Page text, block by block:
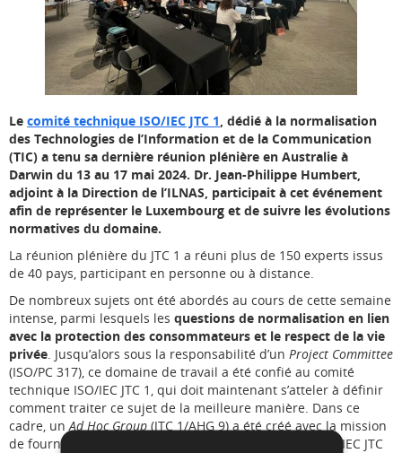
Le comité technique ISO/IEC JTC 1, dédié à la normalisation
des Technologies de l’Information et de la Communication
(TIC) a tenu sa dernière réunion plénière en Australie à
Darwin du 13 au 17 mai 2024. Dr. Jean-Philippe Humbert,
adjoint à la Direction de l’ILNAS, participait à cet événement
afin de représenter le Luxembourg et de suivre les évolutions
normatives du domaine.
La réunion plénière du JTC 1 a réuni plus de 150 experts issus
de 40 pays, participant en personne ou à distance.
De nombreux sujets ont été abordés au cours de cette semaine
intense, parmi lesquels les questions de normalisation en lien
avec la protection des consommateurs et le respect de la vie
privée. Jusqu’alors sous la responsabilité d’un Project Committee
(ISO/PC 317), ce domaine de travail a été confié au comité
technique ISO/IEC JTC 1, qui doit maintenant s’atteler à définir
comment traiter ce sujet de la meilleure manière. Dans ce
cadre, unAd Hoc Group(JTC 1/AHG 9) a été créé avec la mission
de fournir, pour la prochaine réunion plénière de l’ISO/IEC JTC